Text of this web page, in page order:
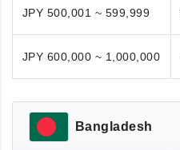
JPY 500,001 ~ 599,999
JPY 600,000 ~ 1,000,000
Bangladesh